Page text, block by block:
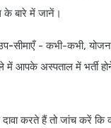
के बारे में जानें।
सीमाएँ- कभी-कभी,
में आपके अस्पताल में भर्ती
करते हैं तो जांच करें कि